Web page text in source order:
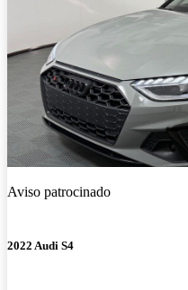
Aviso patrocinado
2022 Audi S4